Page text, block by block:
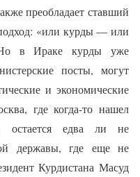
преобладает ставший
«или курды — или
Но в Ираке курды уже
посты, могут
и экономические
где когда-то нашел
остается едва ли не
державы, где еще не
Курдистана Масуд